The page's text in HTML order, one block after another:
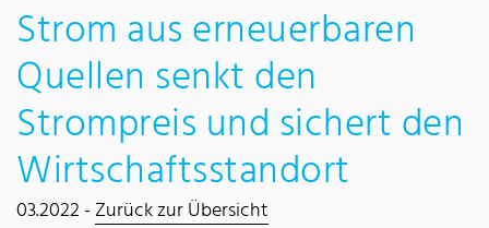
Strom aus erneuerbaren
Quellen senkt den
Strompreis und sichert den
Wirtschaftsstandort
03.2022 -Zurück zur Übersicht